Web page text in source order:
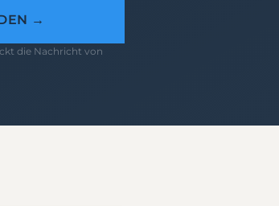
→
die Nachricht von